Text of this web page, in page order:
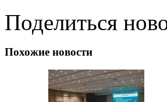
Поделиться
Похожие новости